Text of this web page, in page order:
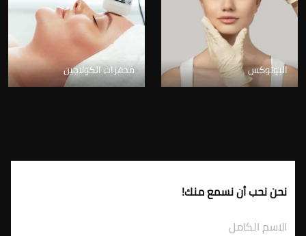
البوتوكس محفزات الكولاجين
نحن نحب أن نسمع منك!